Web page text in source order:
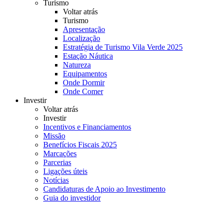
Turismo
Voltar atrás
Turismo
Apresentação
Localização
Estratégia de Turismo Vila Verde 2025
Estação Náutica
Natureza
Equipamentos
Onde Dormir
Onde Comer
Investir
Voltar atrás
Investir
Incentivos e Financiamentos
Missão
Benefícios Fiscais 2025
Marcações
Parcerias
Ligações úteis
Notícias
Candidaturas de Apoio ao Investimento
Guia do investidor